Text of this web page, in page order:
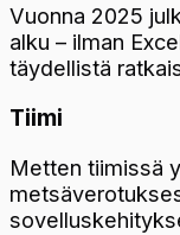
Vuonna 2025
alku – ilman
täydellistä
Tiimi
Metten tiimissä